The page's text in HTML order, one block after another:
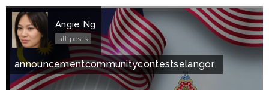
Angie Ng
all posts
announcementcommunitycontestselangor